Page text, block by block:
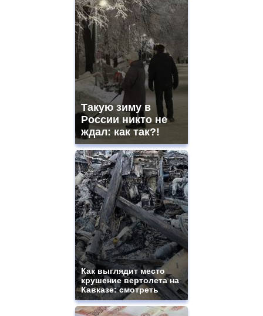
Такую зиму в
России никто не
ждал: как так?!
Как выглядит место
крушение вертолета на
Кавказе: смотреть